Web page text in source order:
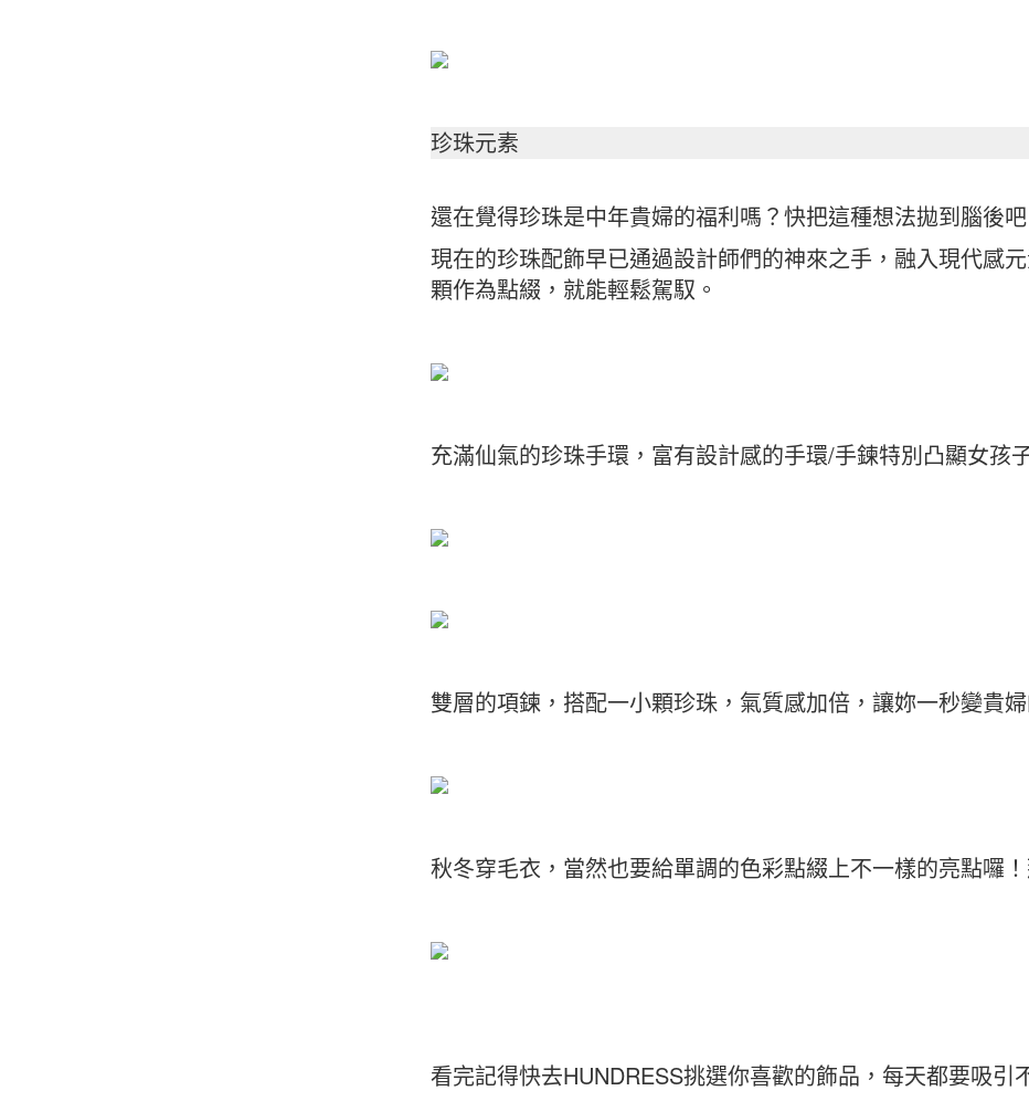
珍珠元素
還在覺得珍珠是中年貴婦的福利嗎？快把這種想法拋到腦後吧
現在的珍珠配飾早已通過設計師們的神來之手，融入現代感
顆作為點綴，就能輕鬆駕馭。
充滿仙氣的珍珠手環，富有設計感的手環/手鍊特別凸顯女孩
雙層的項鍊，搭配一小顆珍珠，氣質感加倍，讓妳一秒變貴婦
秋冬穿毛衣，當然也要給單調的色彩點綴上不一樣的亮點囉
看完記得快去HUNDRESS挑選你喜歡的飾品，每天都要吸引